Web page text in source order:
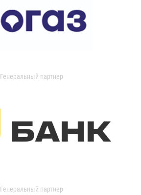
Генеральный партнер
Генеральный партнер